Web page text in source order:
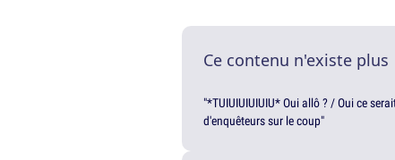
Ce contenu n'existe plus
"*TUIUIUIUIUIU* Oui allô ? / Oui ce
d'enquêteurs sur le coup"